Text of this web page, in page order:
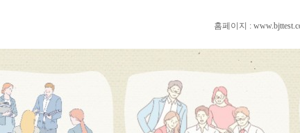
홈페이지 :